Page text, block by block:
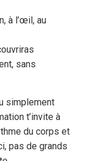
à l’œil, au
sans
simplement
t’invite à
du corps et
pas de grands